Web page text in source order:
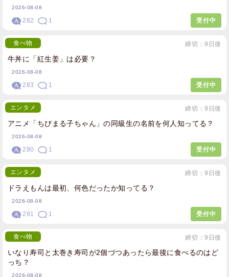
2026-08-08
282 1 受付中
牛丼に「紅生姜」は必要？
締切：9日後
食べ物
2026-08-08
283 1 受付中
アニメ「ちびまる子ちゃん」の同級生の名前を何人知ってる？
締切：9日後
エンタメ
2026-08-08
280 1 受付中
ドラえもんは最初、何色だったか知ってる？
締切：9日後
エンタメ
2026-08-08
291 1 受付中
いなり寿司と太巻き寿司が2個づつあったら最後に食べるのはど
っち？
締切：9日後
食べ物
2026-08-08